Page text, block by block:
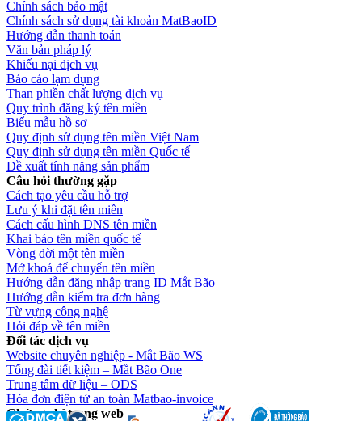
Chính sách bảo mật
Chính sách sử dụng tài khoản MatBaoID
Hướng dẫn thanh toán
Văn bản pháp lý
Khiếu nại dịch vụ
Báo cáo lạm dụng
Than phiền chất lượng dịch vụ
Quy trình đăng ký tên miền
Biểu mẫu hồ sơ
Quy định sử dụng tên miền Việt Nam
Quy định sử dụng tên miền Quốc tế
Đề xuất tính năng sản phẩm
Câu hỏi thường gặp
Cách tạo yêu cầu hỗ trợ
Lưu ý khi đặt tên miền
Cách cấu hình DNS tên miền
Khai báo tên miền quốc tế
Vòng đời một tên miền
Mở khoá để chuyển tên miền
Hướng dẫn đăng nhập trang ID Mắt Bão
Hướng dẫn kiểm tra đơn hàng
Từ vựng công nghệ
Hỏi đáp về tên miền
Đối tác dịch vụ
Website chuyên nghiệp - Mắt Bão WS
Tổng đài tiết kiệm – Mắt Bão One
Trung tâm dữ liệu – ODS
Hóa đơn điện tử an toàn Matbao-invoice
Chứng chỉ trang web